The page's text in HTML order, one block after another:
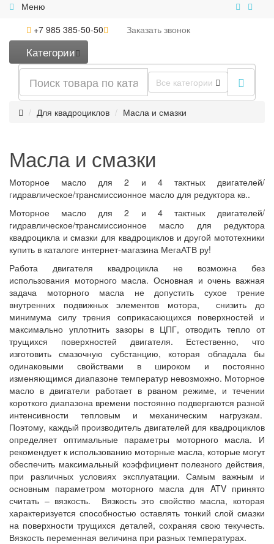
Меню
+7 985 385-50-50
Заказать звонок
Категории
Все категории
Для квадроциклов Масла и смазки
Масла и смазки
Моторное масло для 2 и 4 тактных двигателей/
гидравлическое/трансмиссионное масло для редуктора кв..
Моторное масло для 2 и 4 тактных двигателей/
гидравлическое/трансмиссионное масло для редуктора
квадроцикла и смазки для квадроциклов и другой мототехники
купить в каталоге интернет-магазина МегаАТВ ру!
Работа двигателя квадроцикла не возможна без
использования моторного масла. Основная и очень важная
задача моторного масла не допустить сухое трение
внутренних подвижных элементов мотора, снизить до
минимума силу трения соприкасающихся поверхностей и
максимально уплотнить зазоры в ЦПГ, отводить тепло от
трущихся поверхностей двигателя. Естественно, что
изготовить смазочную субстанцию, которая обладала бы
одинаковыми свойствами в широком и постоянно
изменяющимся диапазоне температур невозможно. Моторное
масло в двигатели работает в рваном режиме, и течении
короткого диапазона времени постоянно подвергаются разной
интенсивности тепловым и механическим нагрузкам.
Поэтому, каждый производитель двигателей для квадроциклов
определяет оптимальные параметры моторного масла. И
рекомендует к использованию моторные масла, которые могут
обеспечить максимальный коэффициент полезного действия,
при различных условиях эксплуатации. Самым важным и
основным параметром моторного масла для ATV принято
считать – вязкость. Вязкость это свойство масла, которая
характеризуется способностью оставлять тонкий слой смазки
на поверхности трущихся деталей, сохраняя свою текучесть.
Вязкость переменная величина при разных температурах.